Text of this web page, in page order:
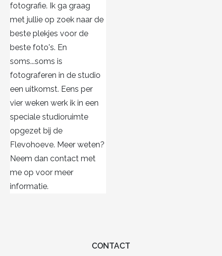
fotografie. Ik ga graag
met jullie op zoek naar de
beste plekjes voor de
beste foto's. En
soms...soms is
fotograferen in de studio
een uitkomst. Eens per
vier weken werk ik in een
speciale studioruimte
opgezet bij de
Flevohoeve. Meer weten?
Neem dan contact met
me op voor meer
informatie.
CONTACT